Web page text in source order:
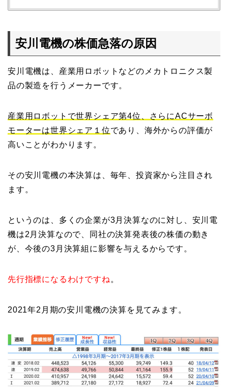
安川電機の株価急落の原因
安川電機は、産業用ロボットなどのメカトロニクス製
品の製造を行うメーカーです。
産業用ロボットで世界シェア第4位、さらにACサーボ
モーターは世界シェア１位であり、海外からの評価が
高いことがわかります。
その安川電機の本決算は、毎年、投資家から注目され
ます。
というのは、多くの企業が3月決算なのに対し、安川電
機は2月決算なので、同社の決算発表後の株価の動き
が、今後の3月決算組に影響を与えるからです。
先行指標になるわけですね 。
2021年2月期の安川電機の決算を見てみます。